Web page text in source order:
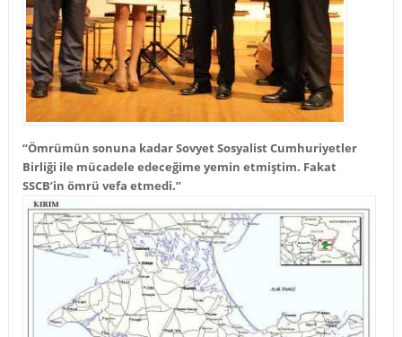
“Ömrümün sonuna kadar Sovyet Sosyalist Cumhuriyetler
Birliği ile mücadele edeceğime yemin etmiştim. Fakat
SSCB’in ömrü vefa etmedi.”